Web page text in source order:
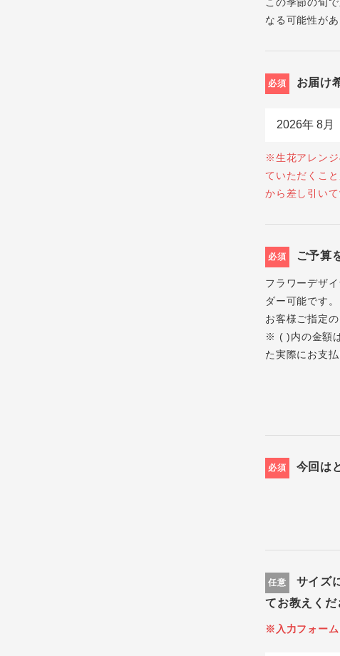
なる可能性が
必須 お届け
※生花アレンジ
ていただくこ
から差し引い
必須 ご予算
フラワーデザ
ダー可能です。
お客様ご指定
※ ( )内の金額
た実際にお支
必須 今回は
任意
サイズ
てお教えくだ
※入力フォーム